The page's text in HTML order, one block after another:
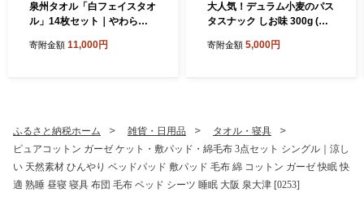
泉州タオル「白フェイスタオ
ル」14枚セット｜やわらか
性 普段使い 泉州タオル [381
寄附金額 11,000円
大人気！デュラム小麦のパス
タスナック しお味 300g (約5
個包装 パスタ スナック 塩味
寄附金額 5,000円
ふるさと納税ホーム 雑貨・日用品
タオル・寝具
ピュアコットン ガーゼ ケット・敷パッド・綿毛布 3点セット シングル｜涼し
い 天然素材 ひんやり ベッドパッド 敷パッド 毛布 綿 コットン ガーゼ 快眠 快
適 熟睡 昼寝 寝具 布団 毛布 ベッド シーツ 睡眠 大阪 泉大津 [0253]